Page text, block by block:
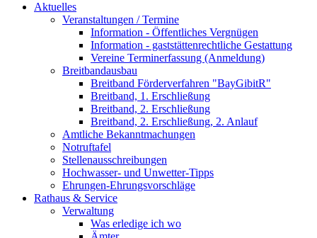
Aktuelles
Veranstaltungen / Termine
Information - Öffentliches Vergnügen
Information - gaststättenrechtliche Gestattung
Vereine Terminerfassung (Anmeldung)
Breitbandausbau
Breitband Förderverfahren "BayGibitR"
Breitband, 1. Erschließung
Breitband, 2. Erschließung
Breitband, 2. Erschließung, 2. Anlauf
Amtliche Bekanntmachungen
Notruftafel
Stellenausschreibungen
Hochwasser- und Unwetter-Tipps
Ehrungen-Ehrungsvorschläge
Rathaus & Service
Verwaltung
Was erledige ich wo